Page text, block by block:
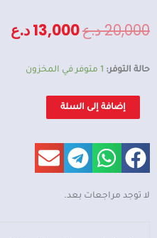
20,000د.عالسعر
20,000 د.ع.
13,000د.ع
حالة التوفر: 1 متوفر في المخزون
كمية
الجوجوبا
النقي
ايكو
فاينيست
إضافة إلى السلة
لا توجد مراجعات بعد.